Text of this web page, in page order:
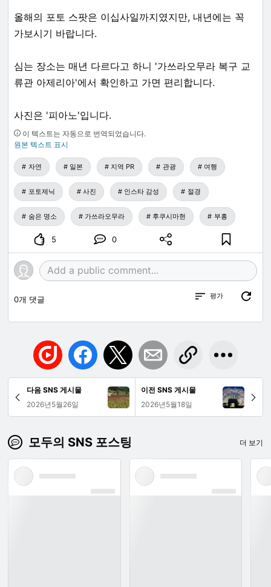
올해의 포토 스팟은 이십사일까지였지만, 내년에는 꼭
가보시기 바랍니다.
심는 장소는 매년 다르다고 하니 '가쓰라오무라 복구 교
류관 아제리아'에서 확인하고 가면 편리합니다.
사진은 '피아노'입니다.
이 텍스트는 자동으로 번역되었습니다.
원본 텍스트 표시
자연 일본 지역 PR 관광 여행
포토제닉 사진 인스타 감성 절경
숨은 명소 가쓰라오무라 후쿠시마현 부흥
5 0
0개 댓글 평가
다음 SNS 게시물
2026년5월26일
이전 SNS 게시물
2026년5월18일
모두의 SNS 포스팅 더 보기